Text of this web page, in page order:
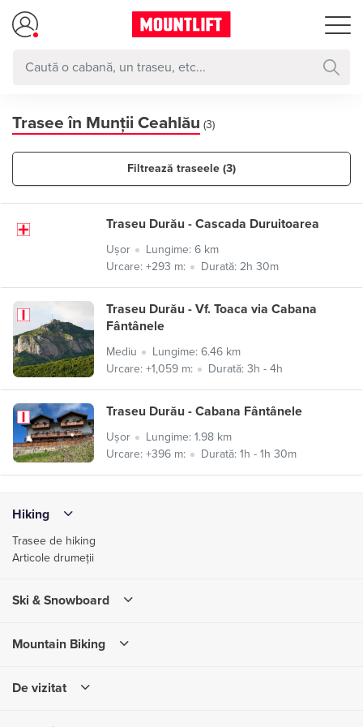
Trasee în Munții Ceahlău (3)
Filtrează traseele (3)
Traseu Durău - Cascada Duruitoarea
Ușor
Lungime: 6 km
Urcare: +293 m:
Durată: 2h 30m
Traseu Durău - Vf. Toaca via Cabana
Fântânele
Mediu
Lungime: 6.46 km
Urcare: +1,059 m:
Durată: 3h - 4h
Traseu Durău - Cabana Fântânele
Ușor
Lungime: 1.98 km
Urcare: +396 m:
Durată: 1h - 1h 30m
Hiking
Trasee de hiking
Articole drumeții
Ski & Snowboard
Mountain Biking
De vizitat